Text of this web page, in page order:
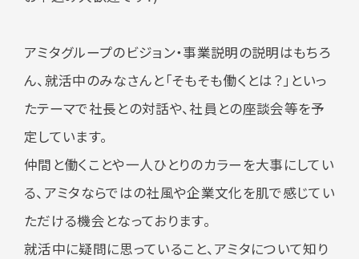
アミタグループのビジョン・事業説明の説明はもちろ
ん、就活中のみなさんと「そもそも働くとは？」といっ
たテーマで社長との対話や、社員との座談会等を予
定しています。
仲間と働くことや一人ひとりのカラーを大事にしてい
る、アミタならではの社風や企業文化を肌で感じてい
ただける機会となっております。
就活中に疑問に思っていること、アミタについて知り